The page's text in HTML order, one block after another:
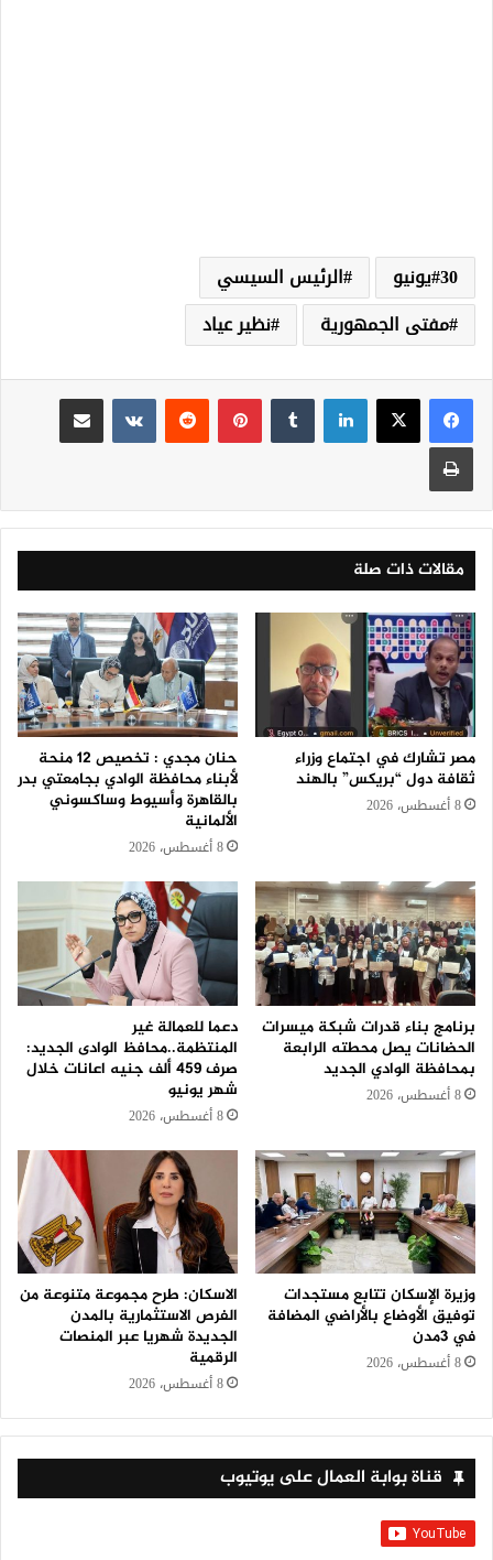
30يونيو
الرئيس السيسي
مفتى الجمهورية
نظير عياد
لينكدإن بينتيريست
مقالات ذات صلة
مصر تشارك في اجتماع وزراء
ثقافة دول “بريكس” بالهند
8 أغسطس، 2026
حنان مجدي : تخصيص 12 منحة
لأبناء محافظة الوادي بجامعتي بدر
بالقاهرة وأسيوط وساكسوني
الألمانية
8 أغسطس، 2026
برنامج بناء قدرات شبكة ميسرات
الحضانات يصل محطته الرابعة
بمحافظة الوادي الجديد
8 أغسطس، 2026
دعما للعمالة غير
المنتظمة..محافظ الوادى الجديد:
صرف 459 ألف جنيه اعانات خلال
شهر يونيو
8 أغسطس، 2026
وزيرة الإسكان تتابع مستجدات
توفيق الأوضاع بالأراضي المضافة
في 3مدن
8 أغسطس، 2026
الاسكان: طرح مجموعة متنوعة من
الفرص الاستثمارية بالمدن
الجديدة شهريا عبر المنصات
الرقمية
8 أغسطس، 2026
قناة بوابة العمال على يوتيوب